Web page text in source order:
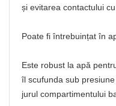
și evitarea contactului
Poate fi întrebuințat în
Este robust la apă
îl scufunda sub
jurul compartimentului